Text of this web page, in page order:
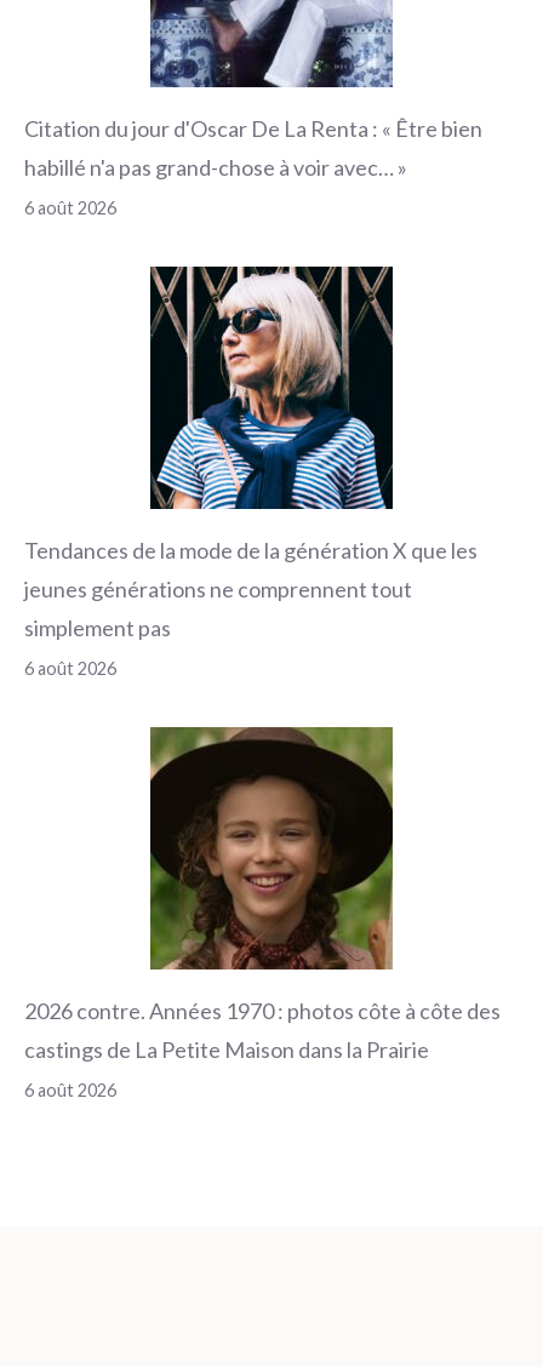
Citation du jour d'Oscar De La Renta : « Être bien
habillé n'a pas grand-chose à voir avec… »
6 août 2026
Tendances de la mode de la génération X que les
jeunes générations ne comprennent tout
simplement pas
6 août 2026
2026 contre. Années 1970 : photos côte à côte des
castings de La Petite Maison dans la Prairie
6 août 2026